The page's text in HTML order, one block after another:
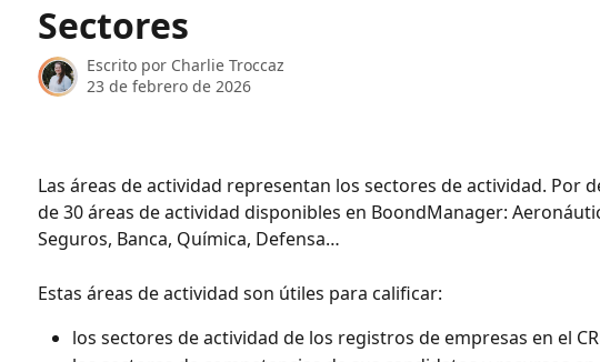
Sectores
Escrito por Charlie Troccaz
23 de febrero de 2026
Las áreas de actividad representan los sectores de actividad. Por
de 30 áreas de actividad disponibles en BoondManager:
Seguros, Banca, Química, Defensa…
Estas áreas de actividad son útiles para calificar:
los sectores de actividad de los registros de empresas en el